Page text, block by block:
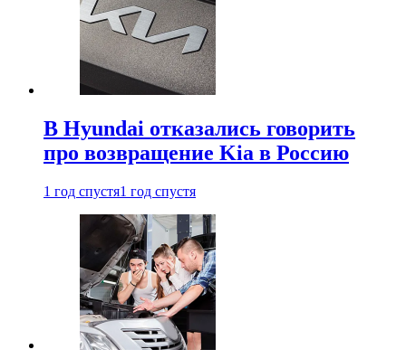
В Hyundai отказались говорить
про возвращение Kia в Россию
1 год спустя1 год спустя